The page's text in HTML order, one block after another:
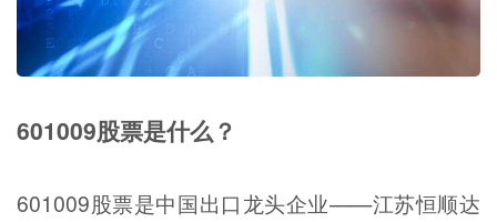
601009股票是什么？
601009股票是中国出口龙头企业——江苏恒顺达